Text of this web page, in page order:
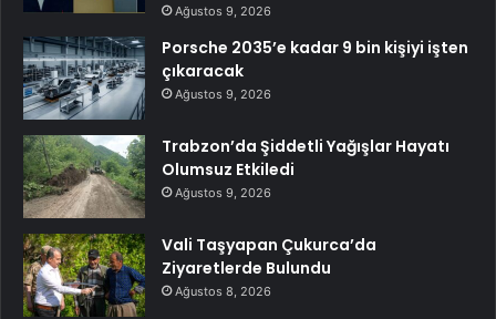
Ağustos 9, 2026
Porsche 2035’e kadar 9 bin kişiyi işten
çıkaracak
Ağustos 9, 2026
Trabzon’da Şiddetli Yağışlar Hayatı
Olumsuz Etkiledi
Ağustos 9, 2026
Vali Taşyapan Çukurca’da
Ziyaretlerde Bulundu
Ağustos 8, 2026